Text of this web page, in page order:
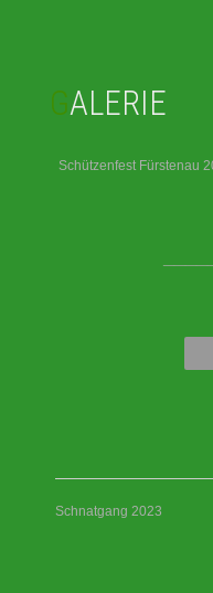
GALERIE
Schützenfest Fürstenau
Schnatgang 2023